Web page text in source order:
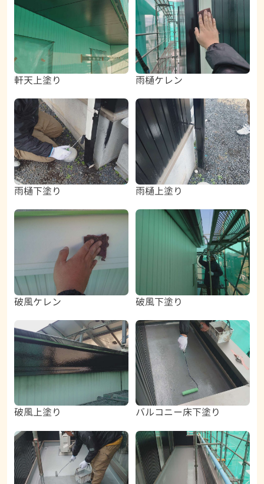
軒天上塗り 雨樋ケレン
雨樋下塗り 雨樋上塗り
破風ケレン 破風下塗り
破風上塗り バルコニー床下塗り